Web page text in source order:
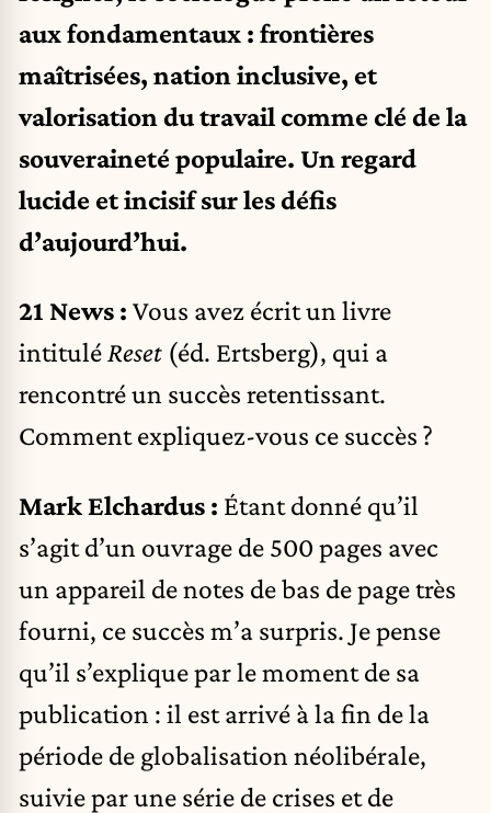
aux fondamentaux : frontières
maîtrisées, nation inclusive, et
valorisation du travail comme clé de la
souveraineté populaire. Un regard
lucide et incisif sur les défis
d’aujourd’hui.
21 News : Vous avez écrit un livre
intitulé Reset (éd. Ertsberg), qui a
rencontré un succès retentissant.
Comment expliquez-vous ce succès ?
Mark Elchardus : Étant donné qu’il
s’agit d’un ouvrage de 500 pages avec
un appareil de notes de bas de page très
fourni, ce succès m’a surpris. Je pense
qu’il s’explique par le moment de sa
publication : il est arrivé à la fin de la
période de globalisation néolibérale,
suivie par une série de crises et de